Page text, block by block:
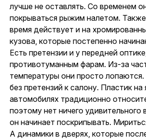
лучше не оставлять. Со временем
покрываться рыжим налетом. Также
время действует и на
кузова, которые постепенно
Есть претензии и у передней
противотуманным фарам. Из-за
температуры они просто
без претензий к салону. Пластик на
автомобилях традиционно
поэтому нет ничего удивительного
он начинает поскрипывать.
А динамики в дверях, которые